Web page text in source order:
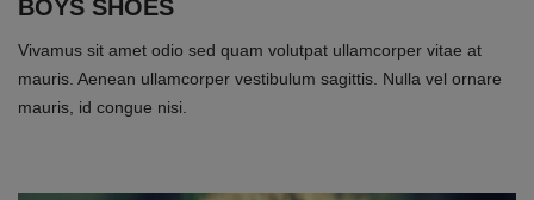
BOYS SHOES
Vivamus sit amet odio sed quam volutpat ullamcorper vitae at
mauris. Aenean ullamcorper vestibulum sagittis. Nulla vel ornare
mauris, id congue nisi.